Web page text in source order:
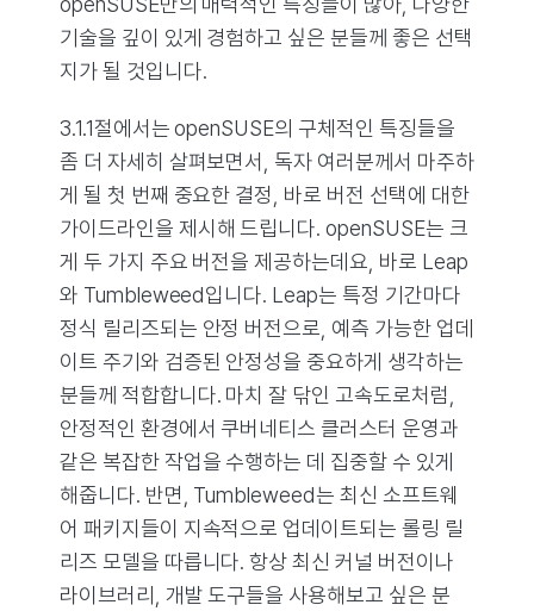
기술을 깊이 있게 경험하고 싶은 분들께 좋은 선택
지가 될 것입니다.
3.1.1절에서는 openSUSE의 구체적인 특징들을
좀 더 자세히 살펴보면서, 독자 여러분께서 마주하
게 될 첫 번째 중요한 결정, 바로 버전 선택에 대한
가이드라인을 제시해 드립니다. openSUSE는 크
게 두 가지 주요 버전을 제공하는데요, 바로 Leap
와 Tumbleweed입니다. Leap는 특정 기간마다
정식 릴리즈되는 안정 버전으로, 예측 가능한 업데
이트 주기와 검증된 안정성을 중요하게 생각하는
분들께 적합합니다. 마치 잘 닦인 고속도로처럼,
안정적인 환경에서 쿠버네티스 클러스터 운영과
같은 복잡한 작업을 수행하는 데 집중할 수 있게
해줍니다. 반면, Tumbleweed는 최신 소프트웨
어 패키지들이 지속적으로 업데이트되는 롤링 릴
리즈 모델을 따릅니다. 항상 최신 커널 버전이나
라이브러리, 개발 도구들을 사용해보고 싶은 분